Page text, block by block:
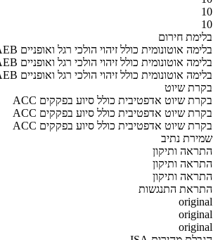
10
10
בלימת חירום
AEB בלימה אוטונומית כולל זיהוי הולכי רגל ואופניים
AEB בלימה אוטונומית כולל זיהוי הולכי רגל ואופניים
AEB בלימה אוטונומית כולל זיהוי הולכי רגל ואופניים
בקרת שיוט
ACC בקרת שיוט אדפטיבית כולל סיוע בפקקים
ACC בקרת שיוט אדפטיבית כולל סיוע בפקקים
ACC בקרת שיוט אדפטיבית כולל סיוע בפקקים
שמירת נתיב
התראה ותיקון
התראה ותיקון
התראה ותיקון
התראת התנגשות
original
original
original